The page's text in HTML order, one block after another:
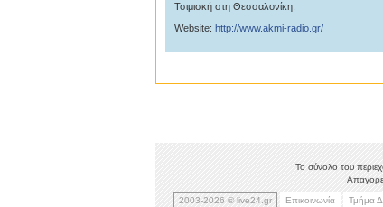
Τσιμισκή στη Θεσσαλονίκη.
Website: http://www.akmi-radio.gr/
Το σύνολο του
2003-2026 © live24.gr Επικοινωνία Τμήμα